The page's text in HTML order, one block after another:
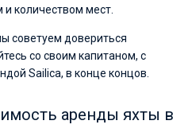
количеством мест.
советуем довериться
со своим капитаном, с
Sailica, в конце концов.
аренды яхты в